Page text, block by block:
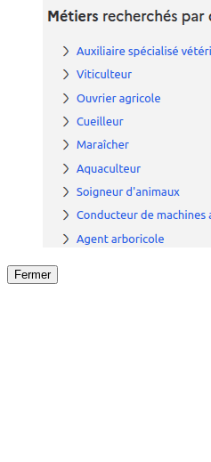
Fermer